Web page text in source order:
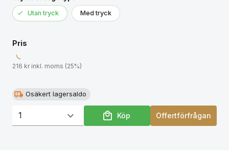
Utan tryck Med tryck
Pris
216 kr inkl. moms (25%)
Osäkert lagersaldo
Köp Offertförfrågan